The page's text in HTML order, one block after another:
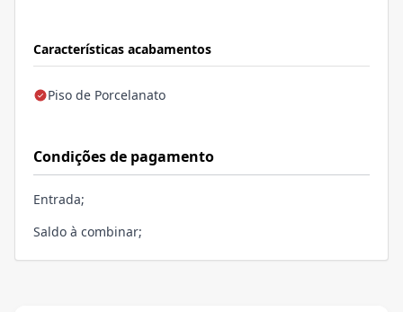
Características acabamentos
Piso de Porcelanato
Condições de pagamento
Entrada;
Saldo à combinar;